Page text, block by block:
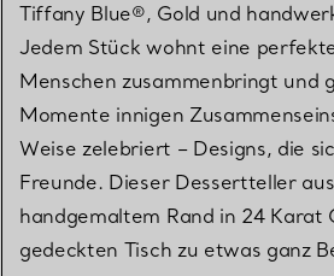
Tiffany Blue®, Gold und
Jedem Stück wohnt eine
Menschen zusammenbringt und
Momente innigen
Weise zelebriert – Designs, die
Freunde. Dieser Dessertteller
handgemaltem Rand in 24 Karat
gedeckten Tisch zu etwas ganz